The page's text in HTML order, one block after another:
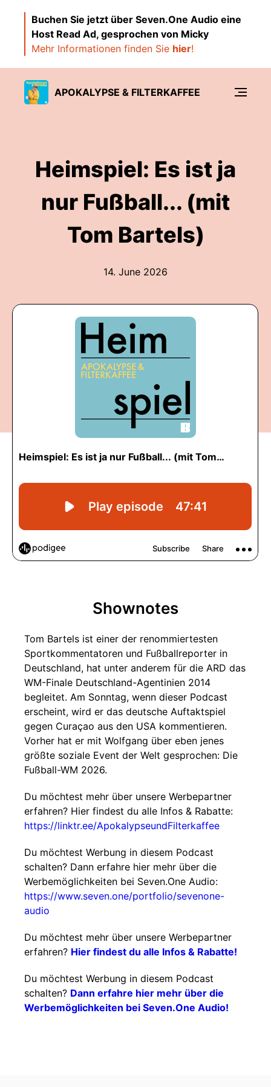
Buchen Sie jetzt über Seven.One Audio eine
Host Read Ad, gesprochen von Micky
Mehr Informationen finden Sie hier!
APOKALYPSE & FILTERKAFFEE
Heimspiel: Es ist ja
nur Fußball... (mit
Tom Bartels)
14. June 2026
Shownotes
Tom Bartels ist einer der renommiertesten
Sportkommentatoren und Fußballreporter in
Deutschland, hat unter anderem für die ARD das
WM-Finale Deutschland-Agentinien 2014
begleitet. Am Sonntag, wenn dieser Podcast
erscheint, wird er das deutsche Auftaktspiel
gegen Curaçao aus den USA kommentieren.
Vorher hat er mit Wolfgang über eben jenes
größte soziale Event der Welt gesprochen: Die
Fußball-WM 2026.
Du möchtest mehr über unsere Werbepartner
erfahren? Hier findest du alle Infos & Rabatte:
https://linktr.ee/ApokalypseundFilterkaffee
Du möchtest Werbung in diesem Podcast
schalten? Dann erfahre hier mehr über die
Werbemöglichkeiten bei Seven.One Audio:
https://www.seven.one/portfolio/sevenone-
audio
Du möchtest mehr über unsere Werbepartner
erfahren? Hier findest du alle Infos & Rabatte!
Du möchtest Werbung in diesem Podcast
schalten? Dann erfahre hier mehr über die
Werbemöglichkeiten bei Seven.One Audio!